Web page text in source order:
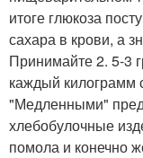
итоге глюкоза
сахара в крови, а
Принимайте 2. 5-3
каждый килограмм
"Медленными"
хлебобулочные
помола и конечно